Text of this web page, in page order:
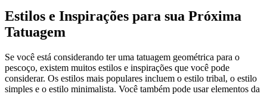
Estilos e Inspirações para sua Próxima
Tatuagem
Se você está considerando ter uma tatuagem geométrica para o
pescoço, existem muitos estilos e inspirações que você pode
considerar. Os estilos mais populares incluem o estilo tribal, o estilo
simples e o estilo minimalista. Você também pode usar elementos da